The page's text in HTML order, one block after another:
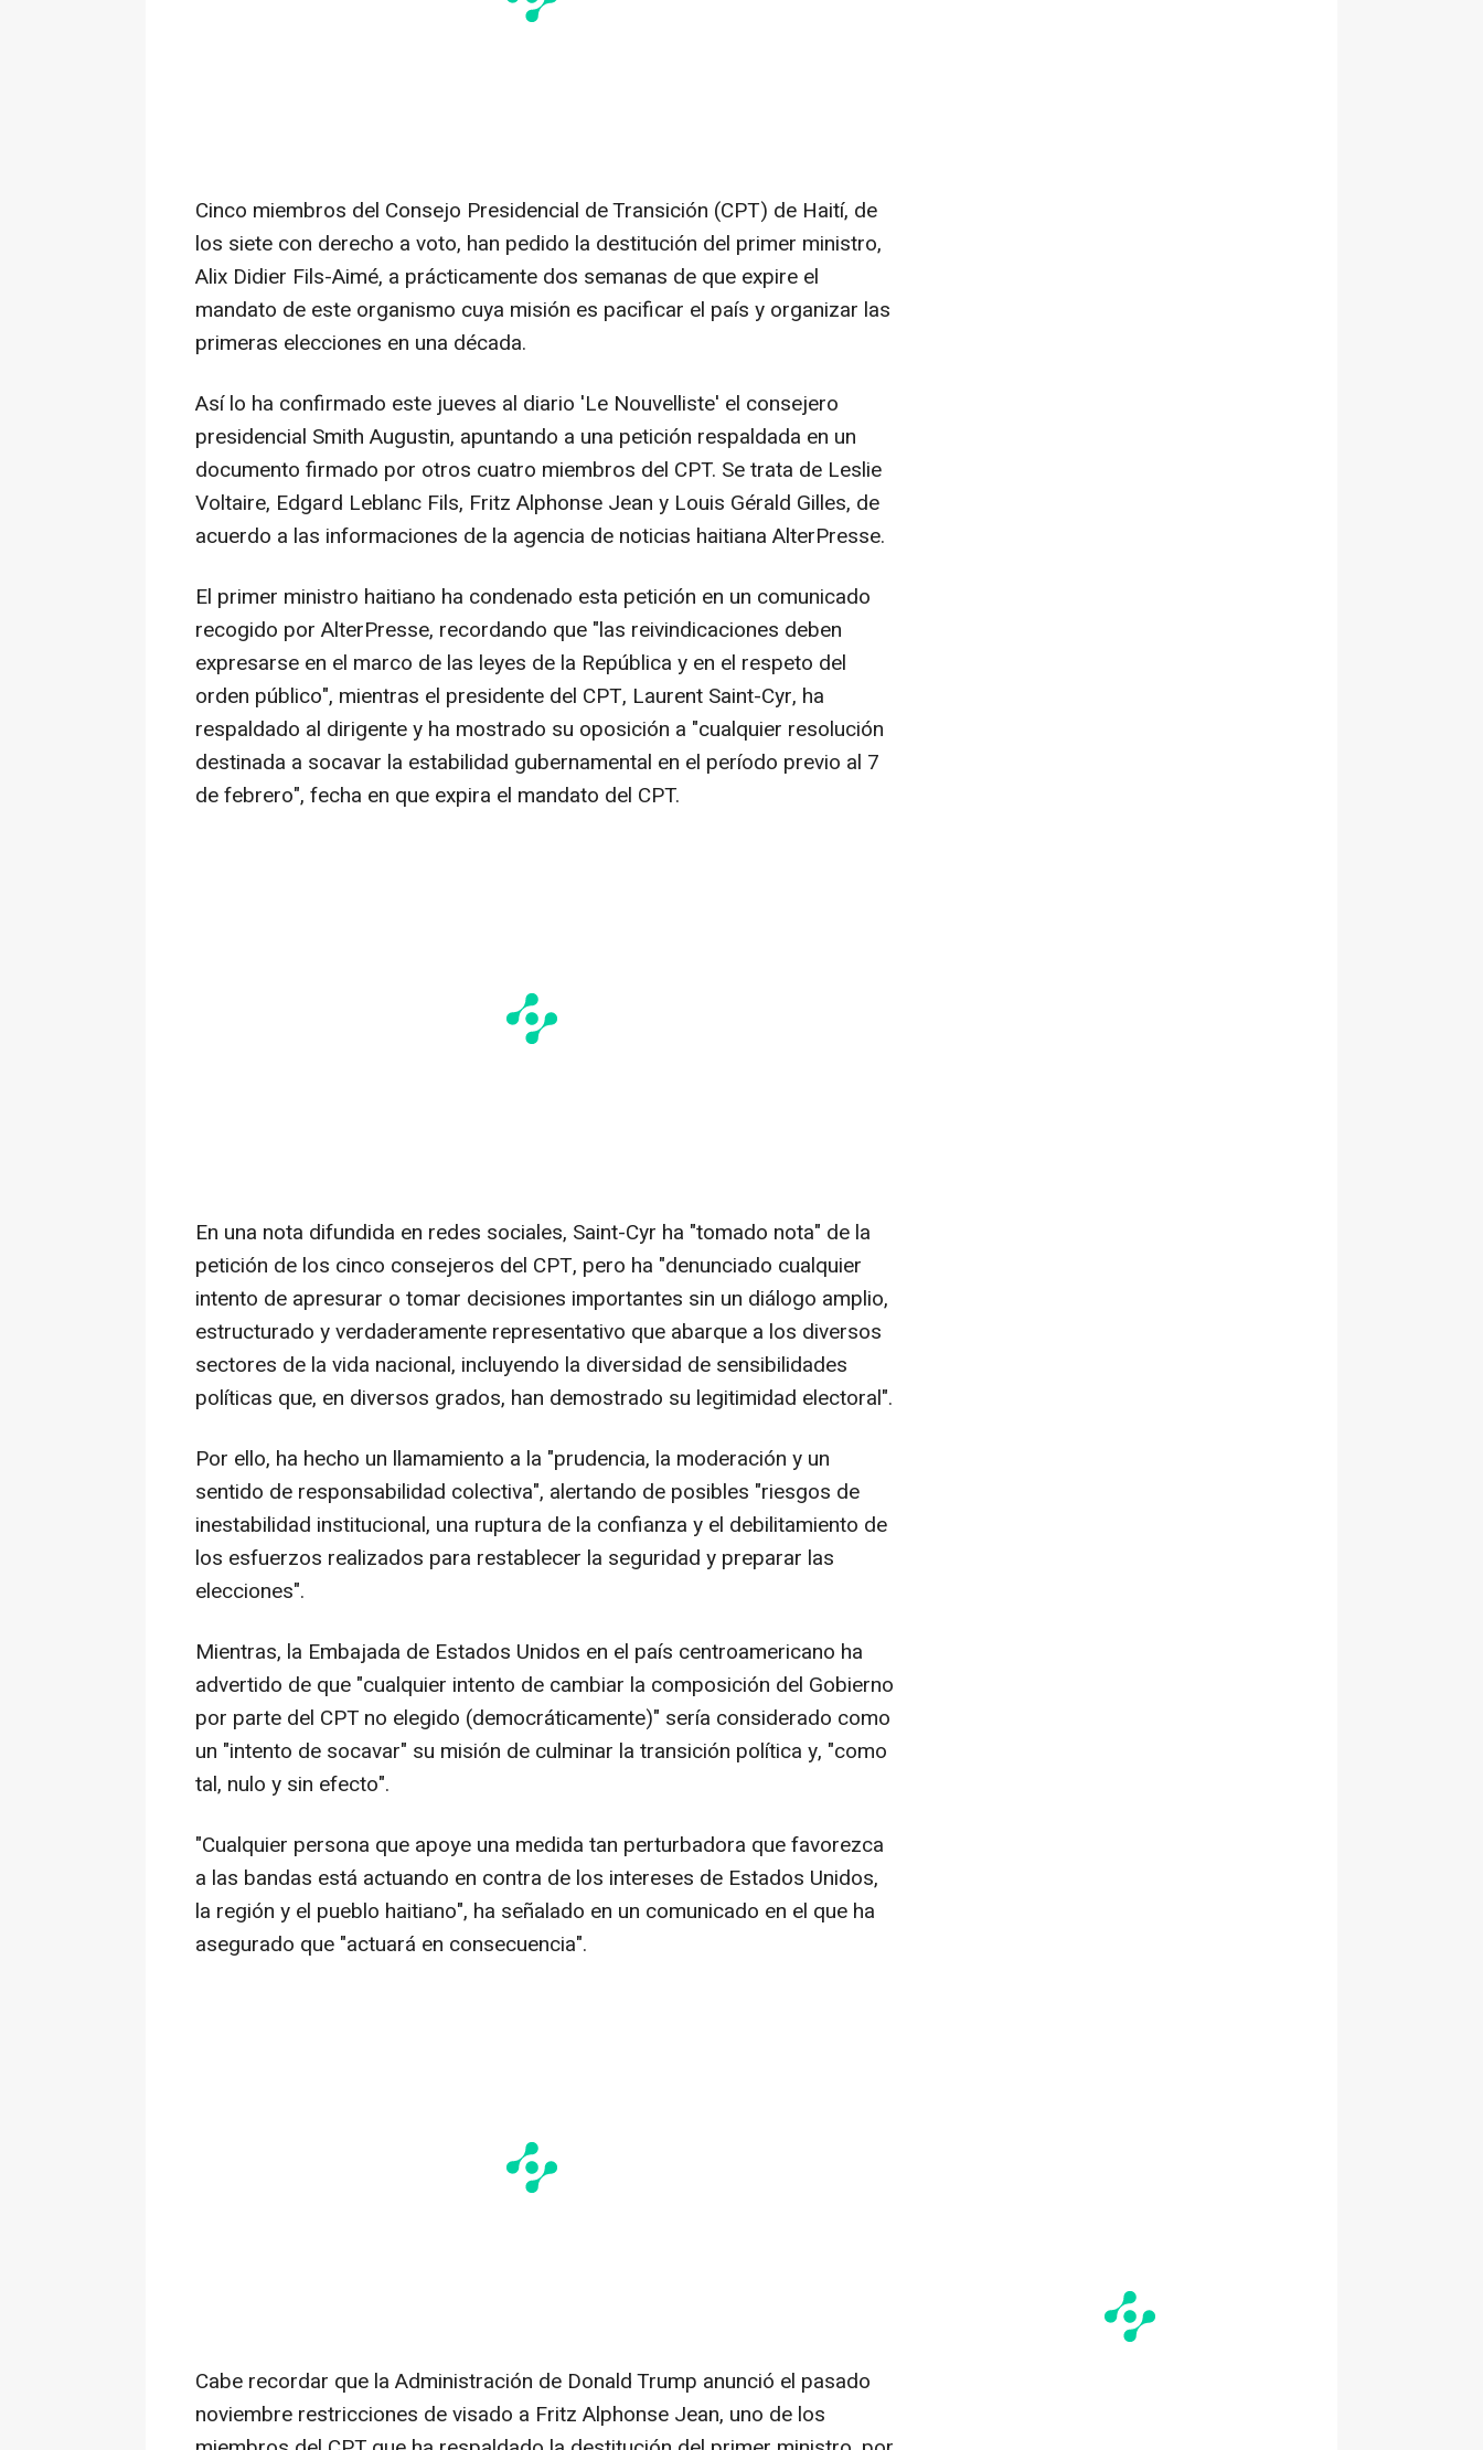
Cinco miembros del Consejo Presidencial de Transición (CPT) de Haití, de
los siete con derecho a voto, han pedido la destitución del primer ministro,
Alix Didier Fils-Aimé, a prácticamente dos semanas de que expire el
mandato de este organismo cuya misión es pacificar el país y organizar las
primeras elecciones en una década.
Así lo ha confirmado este jueves al diario 'Le Nouvelliste' el consejero
presidencial Smith Augustin, apuntando a una petición respaldada en un
documento firmado por otros cuatro miembros del CPT. Se trata de Leslie
Voltaire, Edgard Leblanc Fils, Fritz Alphonse Jean y Louis Gérald Gilles, de
acuerdo a las informaciones de la agencia de noticias haitiana AlterPresse.
El primer ministro haitiano ha condenado esta petición en un comunicado
recogido por AlterPresse, recordando que "las reivindicaciones deben
expresarse en el marco de las leyes de la República y en el respeto del
orden público", mientras el presidente del CPT, Laurent Saint-Cyr, ha
respaldado al dirigente y ha mostrado su oposición a "cualquier resolución
destinada a socavar la estabilidad gubernamental en el período previo al 7
de febrero", fecha en que expira el mandato del CPT.
En una nota difundida en redes sociales, Saint-Cyr ha "tomado nota" de la
petición de los cinco consejeros del CPT, pero ha "denunciado cualquier
intento de apresurar o tomar decisiones importantes sin un diálogo amplio,
estructurado y verdaderamente representativo que abarque a los diversos
sectores de la vida nacional, incluyendo la diversidad de sensibilidades
políticas que, en diversos grados, han demostrado su legitimidad electoral".
Por ello, ha hecho un llamamiento a la "prudencia, la moderación y un
sentido de responsabilidad colectiva", alertando de posibles "riesgos de
inestabilidad institucional, una ruptura de la confianza y el debilitamiento de
los esfuerzos realizados para restablecer la seguridad y preparar las
elecciones".
Mientras, la Embajada de Estados Unidos en el país centroamericano ha
advertido de que "cualquier intento de cambiar la composición del Gobierno
por parte del CPT no elegido (democráticamente)" sería considerado como
un "intento de socavar" su misión de culminar la transición política y, "como
tal, nulo y sin efecto".
"Cualquier persona que apoye una medida tan perturbadora que favorezca
a las bandas está actuando en contra de los intereses de Estados Unidos,
la región y el pueblo haitiano", ha señalado en un comunicado en el que ha
asegurado que "actuará en consecuencia".
Cabe recordar que la Administración de Donald Trump anunció el pasado
noviembre restricciones de visado a Fritz Alphonse Jean, uno de los